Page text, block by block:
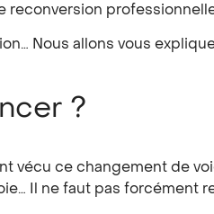
Nous allons vous
?
vécu ce changement de
Il ne faut pas forcément